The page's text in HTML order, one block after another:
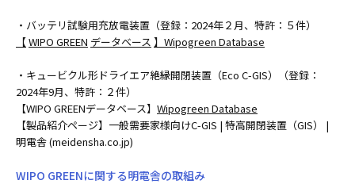
・バッテリ試験用充放電装置（登録：2024年２月、特許：５件）
【WIPO GREEN データベース 】Wipogreen Database
・キュービクル形ドライエア絶縁開閉装置（Eco C-GIS）（登録：
2024年9月、特許：２件）
【WIPO GREENデータベース】 Wipogreen Database
【製品紹介ページ】 一般需要家様向けC-GIS | 特高開閉装置（GIS） |
明電舎 (meidensha.co.jp)
WIPO GREENに関する明電舎の取組み